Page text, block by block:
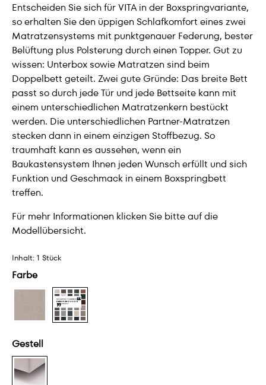
Entscheiden Sie sich für VITA in der Boxspringvariante,
so erhalten Sie den üppigen Schlafkomfort eines zwei
Matratzensystems mit punktgenauer Federung, bester
Belüftung plus Polsterung durch einen Topper. Gut zu
wissen: Unterbox sowie Matratzen sind beim
Doppelbett geteilt. Zwei gute Gründe: Das breite Bett
passt so durch jede Tür und jede Bettseite kann mit
einem unterschiedlichen Matratzenkern bestückt
werden. Die unterschiedlichen Partner-Matratzen
stecken dann in einem einzigen Stoffbezug. So
traumhaft kann es aussehen, wenn ein
Baukastensystem Ihnen jeden Wunsch erfüllt und sich
Funktion und Geschmack in einem Boxspringbett
treffen.
Für mehr Informationen klicken Sie bitte auf die
Modellübersicht.
Inhalt: 1 Stück
Farbe
Gestell